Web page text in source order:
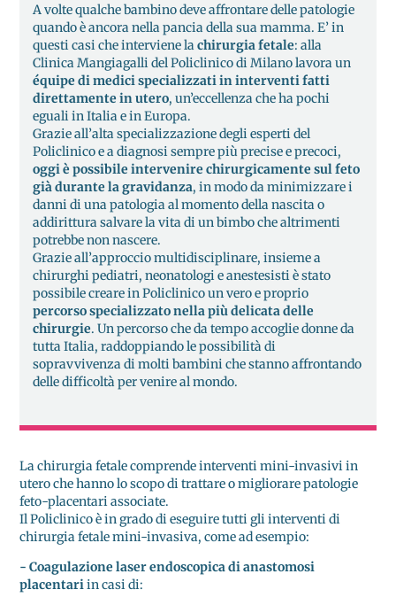
A volte qualche bambino deve affrontare delle patologie
quando è ancora nella pancia della sua mamma. E’ in
questi casi che interviene lachirurgia fetale: alla
Clinica Mangiagalli del Policlinico di Milano lavora un
équipe di medici specializzati in interventi fatti
direttamente in utero, un’eccellenza che ha pochi
eguali in Italia e in Europa.
Grazie all’alta specializzazione degli esperti del
Policlinico e a diagnosi sempre più precise e precoci,
oggi è possibile intervenire chirurgicamente sul feto
già durante la gravidanza, in modo da minimizzare i
danni di una patologia al momento della nascita o
addirittura salvare la vita di un bimbo che altrimenti
potrebbe non nascere.
Grazie all’approccio multidisciplinare, insieme a
chirurghi pediatri, neonatologi e anestesisti è stato
possibile creare in Policlinico un vero e proprio
percorso specializzato nella più delicata delle
chirurgie. Un percorso che da tempo accoglie donne da
tutta Italia, raddoppiando le possibilità di
sopravvivenza di molti bambini che stanno affrontando
delle difficoltà per venire al mondo.
La chirurgia fetale comprende interventi mini-invasivi in
utero che hanno lo scopo di trattare o migliorare patologie
feto-placentari associate.
Il Policlinico è in grado di eseguire tutti gli interventi di
chirurgia fetale mini-invasiva, come ad esempio:
- Coagulazione laser endoscopica di anastomosi
placentariin casi di: